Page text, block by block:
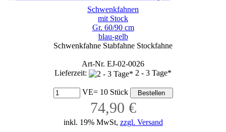
Schwenkfahnen
mit Stock
Gr. 60/90 cm
blau-gelb
Schwenkfahne Stabfahne Stockfahne
Art-Nr. EJ-02-0026
Lieferzeit:
2 - 3 Tage*
VE= 10 Stück
74,90 €
inkl. 19% MwSt, zzgl. Versand